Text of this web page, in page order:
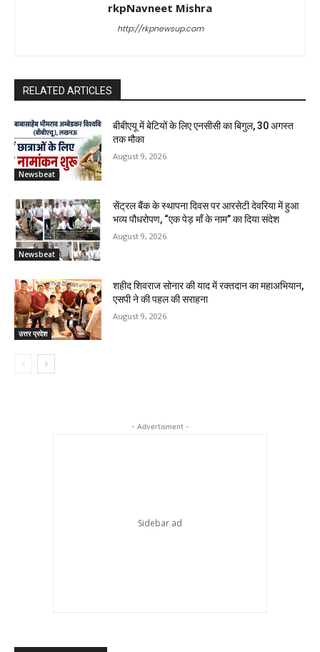
rkpNavneet Mishra
http://rkpnewsup.com
RELATED ARTICLES
Newsbeat
बीबीएयू में बेटियों के लिए एनसीसी का बिगुल, 30 अगस्त
तक मौका
August 9, 2026
Newsbeat
सेंट्रल बैंक के स्थापना दिवस पर आरसेटी देवरिया में हुआ
भव्य पौधरोपण, “एक पेड़ माँ के नाम” का दिया संदेश
August 9, 2026
उत्तर प्रदेश
शहीद शिवराज सोनार की याद में रक्तदान का महाअभियान,
एसपी ने की पहल की सराहना
August 9, 2026
- Advertisment -